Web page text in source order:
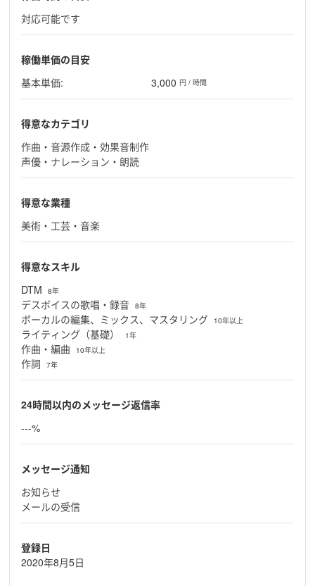
対応可能です
稼働単価の目安
基本単価:
3,000 円 / 時間
得意なカテゴリ
作曲・音源作成・効果音制作
声優・ナレーション・朗読
得意な業種
美術・工芸・音楽
得意なスキル
DTM
8年
デスボイスの歌唱・録音 8年
ボーカルの編集、ミックス、マスタリング 10年以上
ライティング（基礎） 1年
作曲・編曲 10年以上
作詞 7年
24時間以内のメッセージ返信率
---%
メッセージ通知
お知らせ
メールの受信
登録日
2020年8月5日